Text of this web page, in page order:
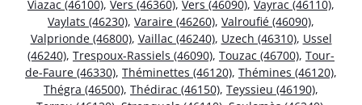
Viazac (46100), Vers (46360), Vers (46090), Vayrac (46110),
Vaylats (46230), Varaire (46260), Valroufié (46090),
Valprionde (46800), Vaillac (46240), Uzech (46310), Ussel
(46240), Trespoux-Rassiels (46090), Touzac (46700), Tour-
de-Faure (46330), Théminettes (46120), Thémines (46120),
Thégra (46500), Thédirac (46150), Teyssieu (46190),